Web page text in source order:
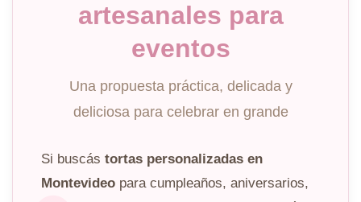
artesanales para
eventos
Una propuesta práctica, delicada y
deliciosa para celebrar en grande
Si buscás tortas personalizadas en
Montevideo para cumpleaños, aniversarios,